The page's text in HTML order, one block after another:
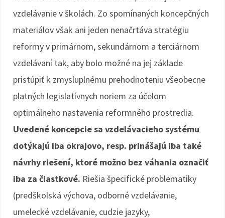
vzdelávanie v školách. Zo spomínaných koncepčných
materiálov však ani jeden nenačrtáva stratégiu
reformy v primárnom, sekundárnom a terciárnom
vzdelávaní tak, aby bolo možné na jej základe
pristúpiť k zmysluplnému prehodnoteniu všeobecne
platných legislatívnych noriem za účelom
optimálneho nastavenia reformného prostredia.
Uvedené koncepcie sa vzdelávacieho systému
dotýkajú iba okrajovo, resp. prinášajú iba také
návrhy riešení, ktoré možno bez váhania označiť
iba za čiastkové. Riešia špecifické problematiky
(predškolská výchova, odborné vzdelávanie,
umelecké vzdelávanie, cudzie jazyky,